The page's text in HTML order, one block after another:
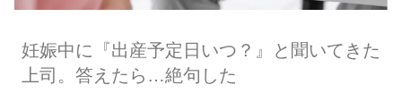
妊娠中に『出産予定日いつ？』と聞いてきた
上司。答えたら…絶句した